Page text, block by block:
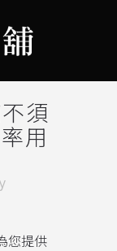
須
用
您提供